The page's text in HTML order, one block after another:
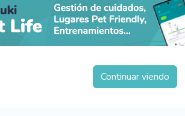
Continuar viendo